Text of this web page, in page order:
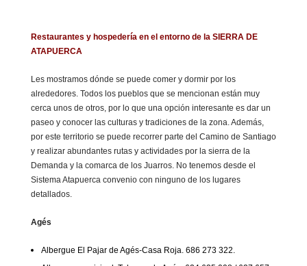
Restaurantes y hospedería en el entorno de la SIERRA DE
ATAPUERCA
Les mostramos dónde se puede comer y dormir por los
alrededores. Todos los pueblos que se mencionan están muy
cerca unos de otros, por lo que una opción interesante es dar un
paseo y conocer las culturas y tradiciones de la zona. Además,
por este territorio se puede recorrer parte del Camino de Santiago
y realizar abundantes rutas y actividades por la sierra de la
Demanda y la comarca de los Juarros. No tenemos desde el
Sistema Atapuerca convenio con ninguno de los lugares
detallados.
Agés
Albergue El Pajar de Agés-Casa Roja. 686 273 322.